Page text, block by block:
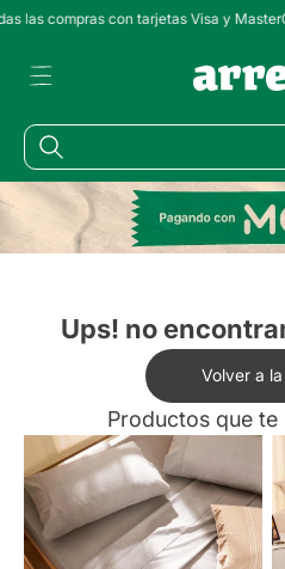
las compras con tarjetas Visa y
Ups! no
Volver a
Productos que